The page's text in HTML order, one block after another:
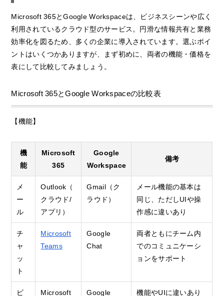
Microsoft 365とGoogle Workspaceは、ビジネスシーンや広く
利用されているクラウド型のサービス。円滑な情報共有と業務
効率化を図るため、多くの企業に導入されています。選ぶポイ
ントはいくつかありますが、まず初めに、両者の機能・価格を
表にして比較してみましょう。
Microsoft 365とGoogle Workspaceの比較表
【機能】
機
能
Microsoft
365
Google
Workspace
備考
メ
ー
ル
Outlook（
クラウド/
アプリ）
Gmail（ク
ラウド）
メール機能の基本は
同じ、ただしUIや操
作感に違いあり
チ
ャ
ッ
ト
Microsoft
Teams
Google
Chat
両者ともにチーム内
でのコミュニケーシ
ョンをサポート
ビ
Microsoft
Google
機能やUIに違いあり